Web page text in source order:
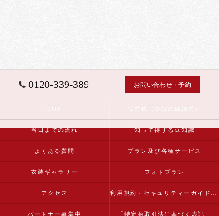
0120-339-389 お問い合わせ・予約
当日までの流れ 知って得する豆知識
よくある質問 プラン及び各種サービス
衣装ギャラリー フォトプラン
アクセス 利用規約・セキュリティーガイドライン
パートナー募集中 「特定商取引法に基づく表記」